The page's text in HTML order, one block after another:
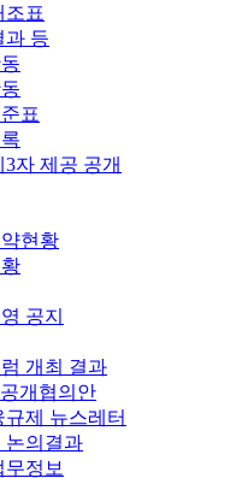
조표
과 등
표
자 제공 공개
현황
공지
개최 결과
개협의안
제 뉴스레터
논의결과
무정보